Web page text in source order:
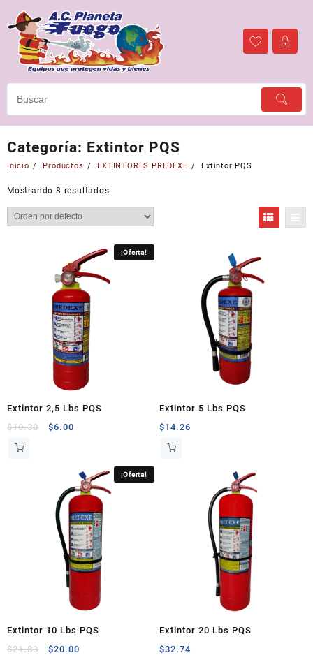
contenido
Categoría: Extintor PQS
Inicio Productos EXTINTORES PREDEXE Extintor PQS
Mostrando 8 resultados
¡Oferta!
Extintor 2,5 Lbs PQS
$10.30
Original
$10.30.
$6.00
$6.00.
Extintor 5 Lbs PQS
$14.26
¡Oferta!
Extintor 10 Lbs PQS
$21.83
Original
$20.00
Extintor 20 Lbs PQS
$32.74